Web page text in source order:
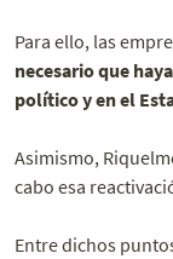
Para ello, las
necesario que
político y en el
Asimismo,
cabo esa
Entre dichos